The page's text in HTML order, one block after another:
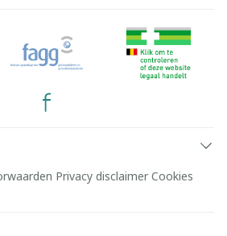
Privacy disclaimer Cookies